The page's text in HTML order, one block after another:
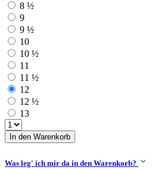
8 ½
9
9 ½
10
10 ½
11
11 ½
12
12 ½
13
In den Warenkorb
Was leg' ich mir da in den Warenkorb?